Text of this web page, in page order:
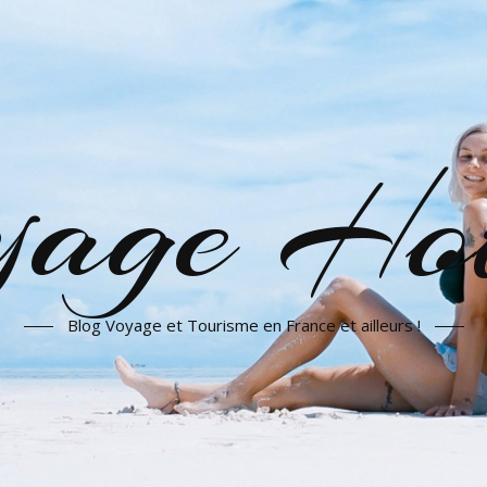
Blog Voyage et Tourisme en France et ailleurs !